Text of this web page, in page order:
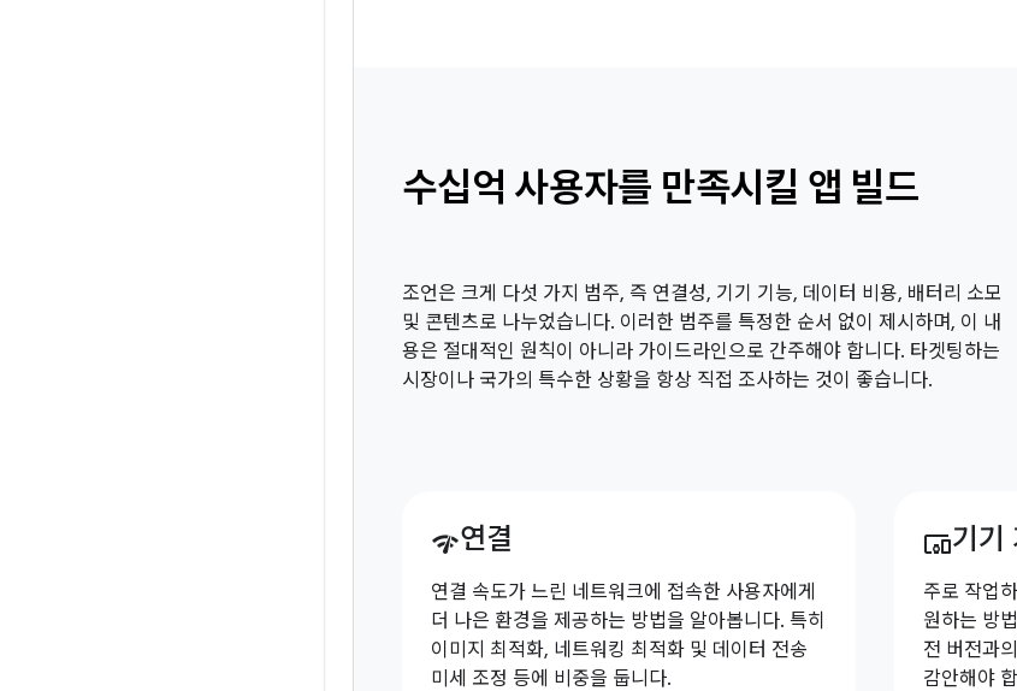
수십억 사용자를 만족시킬 앱 빌드
조언은 크게 다섯 가지 범주, 즉 연결성, 기기 기능, 데이터 비용, 배터리 소모
및 콘텐츠로 나누었습니다. 이러한 범주를 특정한 순서 없이 제시하며, 이 내
용은 절대적인 원칙이 아니라 가이드라인으로 간주해야 합니다. 타겟팅하는
시장이나 국가의 특수한 상황을 항상 직접 조사하는 것이 좋습니다.
network_check연결
연결 속도가 느린 네트워크에 접속한 사용자에게
더 나은 환경을 제공하는 방법을 알아봅니다. 특히
이미지 최적화, 네트워킹 최적화 및 데이터 전송
미세 조정 등에 비중을 둡니다.
devices_other기기
주로 작업
원하는 방
전 버전과
감안해야